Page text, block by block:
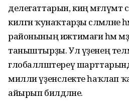
делегаттарын, киң мәғлүмәт
килгән ҡунаҡтарҙы
районының ижтимағи һәм
таныштырҙы. Ул үҙенең
глобалләштереү
милли үҙенсәлекте һаҡлап
айырып билдәләне.